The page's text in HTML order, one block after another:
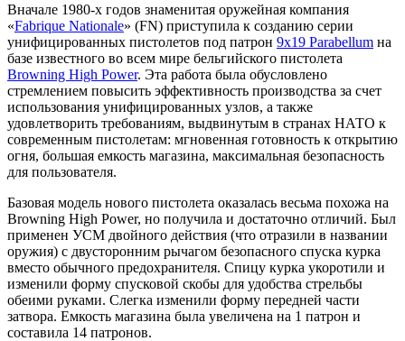
Вначале 1980-х годов знаменитая оружейная компания
«Fabrique Nationale» (FN) приступила к созданию серии
унифицированных пистолетов под патрон 9х19 Parabellum на
базе известного во всем мире бельгийского пистолета
Browning High Power. Эта работа была обусловлено
стремлением повысить эффективность производства за счет
использования унифицированных узлов, а также
удовлетворить требованиям, выдвинутым в странах НАТО к
современным пистолетам: мгновенная готовность к открытию
огня, большая емкость магазина, максимальная безопасность
для пользователя.
Базовая модель нового пистолета оказалась весьма похожа на
Browning High Power, но получила и достаточно отличий. Был
применен УСМ двойного действия (что отразили в названии
оружия) с двусторонним рычагом безопасного спуска курка
вместо обычного предохранителя. Спицу курка укоротили и
изменили форму спусковой скобы для удобства стрельбы
обеими руками. Слегка изменили форму передней части
затвора. Емкость магазина была увеличена на 1 патрон и
составила 14 патронов.